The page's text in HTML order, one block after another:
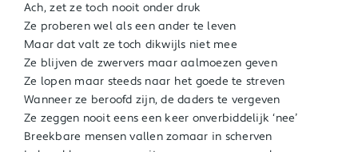
Ach, zet ze toch nooit onder druk
Ze proberen wel als een ander te leven
Maar dat valt ze toch dikwijls niet mee
Ze blijven de zwervers maar aalmoezen geven
Ze lopen maar steeds naar het goede te streven
Wanneer ze beroofd zijn, de daders te vergeven
Ze zeggen nooit eens een keer onverbiddelijk ‘nee’
Breekbare mensen vallen zomaar in scherven